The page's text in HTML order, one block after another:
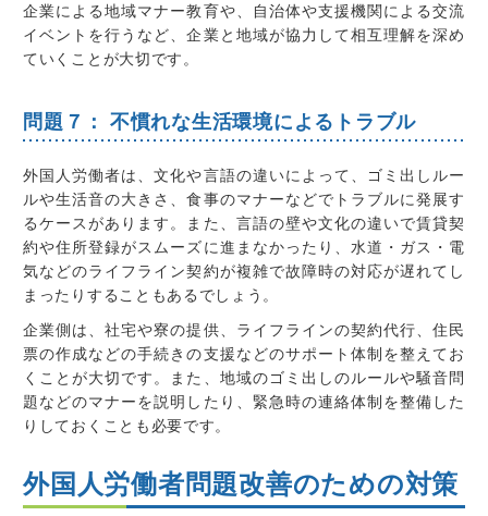
企業による地域マナー教育や、自治体や支援機関による交流
イベントを行うなど、企業と地域が協力して相互理解を深め
ていくことが大切です。
問題７： 不慣れな生活環境によるトラブル
外国人労働者は、文化や言語の違いによって、ゴミ出しルー
ルや生活音の大きさ、食事のマナーなどでトラブルに発展す
るケースがあります。また、言語の壁や文化の違いで賃貸契
約や住所登録がスムーズに進まなかったり、水道・ガス・電
気などのライフライン契約が複雑で故障時の対応が遅れてし
まったりすることもあるでしょう。
企業側は、社宅や寮の提供、ライフラインの契約代行、住民
票の作成などの手続きの支援などのサポート体制を整えてお
くことが大切です。また、地域のゴミ出しのルールや騒音問
題などのマナーを説明したり、緊急時の連絡体制を整備した
りしておくことも必要です。
外国人労働者問題改善のための対策